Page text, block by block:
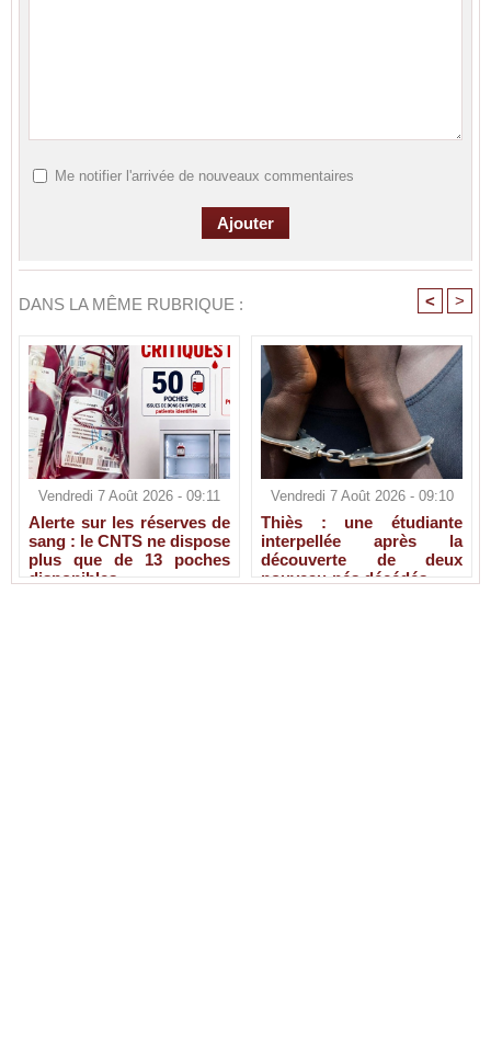
Me notifier l'arrivée de nouveaux commentaires
DANS LA MÊME RUBRIQUE : < >
Vendredi 7 Août 2026 - 09:11
Alerte sur les réserves de
sang : le CNTS ne dispose
plus que de 13 poches
disponibles
Vendredi 7 Août 2026 - 09:10
Thiès : une étudiante
interpellée après la
découverte de deux
nouveau-nés décédés